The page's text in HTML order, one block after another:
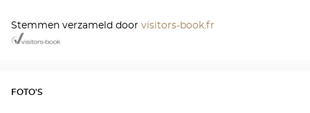
Stemmen verzameld door visitors-book.fr
FOTO'S